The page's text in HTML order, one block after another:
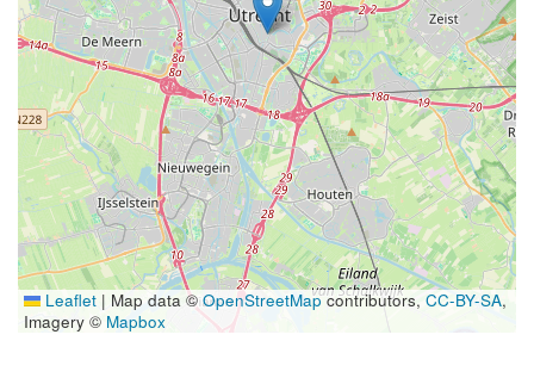
Leaflet | Map data ©OpenStreetMapcontributors, CC-BY-SA,
Imagery © Mapbox